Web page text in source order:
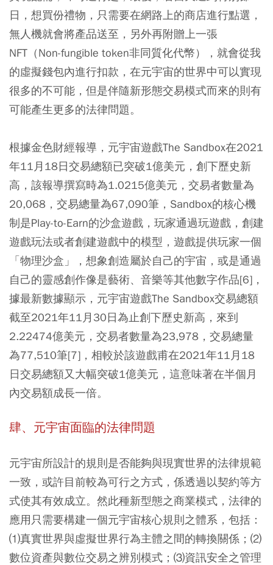
日，想買份禮物，只需要在網路上的商店進行點選，
無人機就會將產品送至，另外再附贈上一張
NFT（Non-fungible token非同質化代幣），就會從我
的虛擬錢包內進行扣款，在元宇宙的世界中可以實現
很多的不可能，但是伴隨新形態交易模式而來的則有
可能產生更多的法律問題。
根據金色財經報導，元宇宙遊戲The Sandbox在2021
年11月18日交易總額已突破1億美元，創下歷史新
高，該報導撰寫時為1.0215億美元，交易者數量為
20,068，交易總量為67,090筆，Sandbox的核心機
制是Play-to-Earn的沙盒遊戲，玩家通過玩遊戲，創建
遊戲玩法或者創建遊戲中的模型，遊戲提供玩家一個
「物理沙盒」，想象創造屬於自己的宇宙，或是通過
自己的靈感創作像是藝術、音樂等其他數字作品[6]，
據最新數據顯示，元宇宙遊戲The Sandbox交易總額
截至2021年11月30日為止創下歷史新高，來到
2.22474億美元，交易者數量為23,978，交易總量
為77,510筆[7]，相較於該遊戲甫在2021年11月18
日交易總額又大幅突破1億美元，這意味著在半個月
內交易額成長一倍。
肆、元宇宙面臨的法律問題
元宇宙所設計的規則是否能夠與現實世界的法律規範
一致，或許目前較為可行之方式，係透過以契約等方
式使其有效成立。然此種新型態之商業模式，法律的
應用只需要構建一個元宇宙核心規則之體系，包括：
⑴真實世界與虛擬世界行為主體之間的轉換關係；⑵
數位資產與數位交易之辨別模式；⑶資訊安全之管理